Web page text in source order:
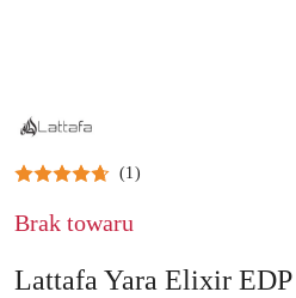
LATTAFA
(1)
Brak towaru
Lattafa Yara Elixir